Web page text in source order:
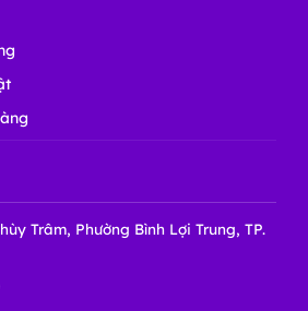
Trâm, Phường Bình Lợi Trung, TP.